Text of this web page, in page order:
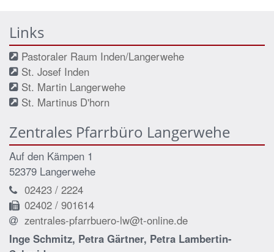
Links
Pastoraler Raum Inden/Langerwehe
St. Josef Inden
St. Martin Langerwehe
St. Martinus D'horn
Zentrales Pfarrbüro Langerwehe
Auf den Kämpen 1
52379 Langerwehe
02423 / 2224
02402 / 901614
zentrales-pfarrbuero-lw@t-online.de
Inge Schmitz, Petra Gärtner, Petra Lambertin-